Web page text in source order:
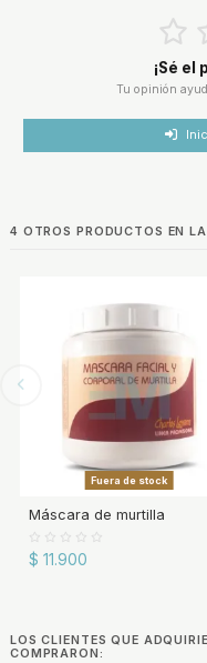
¡Sé el
Tu opinión
4 OTROS PRODUCTOS EN
Fuera de stock
Máscara de murtilla
$ 11.900
LOS CLIENTES QUE
COMPRARON: